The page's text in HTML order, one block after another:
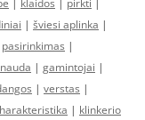
| klaidos | pirkti |
| šviesi aplinka |
pasirinkimas |
nauda | gamintojai |
| verstas |
| klinkerio